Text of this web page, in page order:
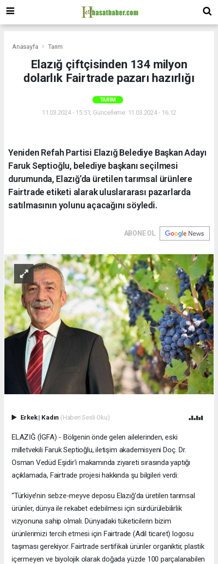
Anasayfa Tarım
Elazığ çiftçisinden 134 milyon
dolarlık Fairtrade pazarı hazırlığı
TARIM
11.03.2024 - 15:51, Güncelleme: 11.03.2024 - 16:12
Yeniden Refah Partisi Elazığ Belediye Başkan Adayı
Faruk Septioğlu, belediye başkanı seçilmesi
durumunda, Elazığ’da üretilen tarımsal ürünlere
Fairtrade etiketi alarak uluslararası pazarlarda
satılmasının yolunu açacağını söyledi.
ABONE OL
Erkek| Kadın (Haberi Sesli Oku)
ELAZIĞ (İGFA) - Bölgenin önde gelen ailelerinden, eski
milletvekili Faruk Septioğlu, iletişim akademisyeni Doç. Dr.
Osman Vedüd Eşidir'i makamında ziyareti sırasında yaptığı
açıklamada, Fairtrade projesi hakkında şu bilgileri verdi:
“Türkiye’nin sebze-meyve deposu Elazığ’da üretilen tarımsal
ürünler, dünya ile rekabet edebilmesi için sürdürülebilirlik
vizyonuna sahip olmalı. Dünyadaki tüketicilerin bizim
ürünlerimizi tercih etmesi için Fairtrade (Adil ticaret) logosu
taşıması gerekiyor. Fairtrade sertifikalı ürünler organiktir, plastik
içermeyen ve biyolojik olarak doğada yüzde 100 parçalanabilen